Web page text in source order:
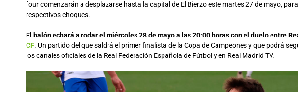
four comenzarán a desplazarse hasta la capital de El Bierzo este martes 27 de mayo,
respectivos choques.
El balón echará a rodar el miércoles 28 de mayo a las 20:00 horas con el duelo entre
CF. Un partido del que saldrá el primer finalista de la Copa de Campeones y que podrá
los canales oficiales de la Real Federación Española de Fútbol y en Real Madrid TV.